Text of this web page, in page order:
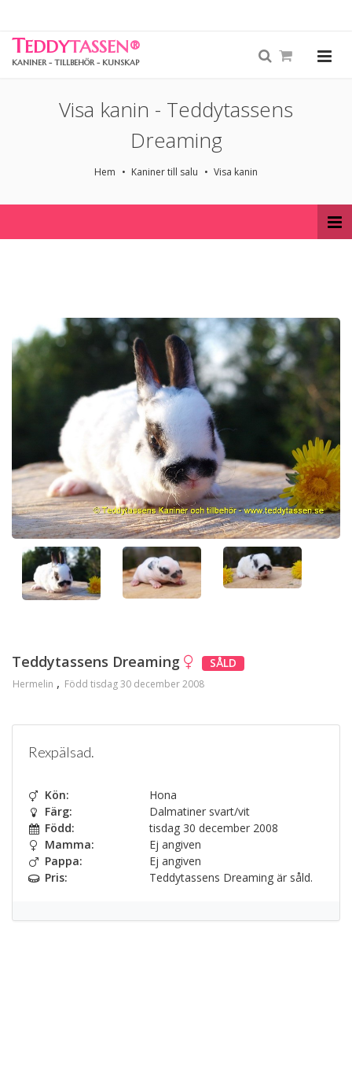
TEDDYTASSEN®
KANINER - TILLBEHÖR - KUNSKAP
Visa kanin - Teddytassens
Dreaming
Hem Kaniner till salu Visa kanin
Teddytassens Dreaming SÅLD
Hermelin Född tisdag 30 december 2008
Rexpälsad.
Kön:
Hona
Färg:
Dalmatiner svart/vit
Född:
tisdag 30 december 2008
Mamma:
Ej angiven
Pappa:
Ej angiven
Pris:
Teddytassens Dreaming är såld.